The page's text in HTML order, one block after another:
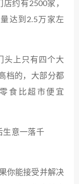
约有2500家，
达到2.5万家左
头上只有四个大
档的，大部分都
食比超市便宜
你能接受并解决